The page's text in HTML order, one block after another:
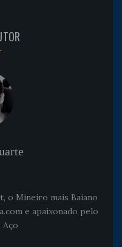
o Mineiro mais Baiano
e apaixonado pelo